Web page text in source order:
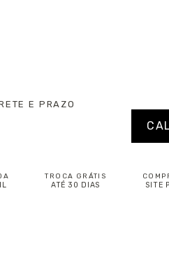
E PRAZO
TROCA GRÁTIS
ATÉ 30 DIAS SITE